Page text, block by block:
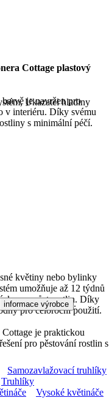
Ukazatel hladiny
Cottage plastový
je navržen pro
v interiéru. Díky svému
s minimální péčí.
květiny nebo bylinky
umožňuje až 12 týdnů
pro růst rostlin. Díky
pro celoroční použití.
je praktickou
pro pěstování rostlin s
informace výrobce .
Samozavlažovací truhlíky
Truhlíky
Vysoké květináče